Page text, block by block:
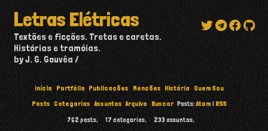
Letras Elétricas
Textões e ficções. Tretas e caretas.
Histórias e tramóias.
by J. G. Gouvêa
Início Portfólio Publicações Menções História
Quem Sou
Posts Categorias Assuntos Arquivo Buscar Posts:Atom | RSS
762 posts, 17 categorias, 233assuntos,